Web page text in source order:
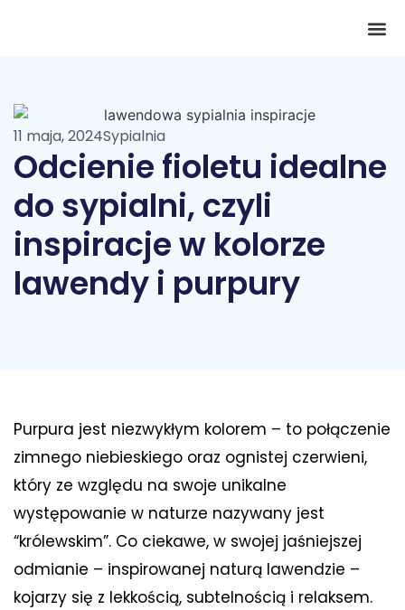
11 maja, 2024Sypialnia
Odcienie fioletu idealne
do sypialni, czyli
inspiracje w kolorze
lawendy i purpury
Purpura jest niezwykłym kolorem – to połączenie
zimnego niebieskiego oraz ognistej czerwieni,
który ze względu na swoje unikalne
występowanie w naturze nazywany jest
“królewskim”. Co ciekawe, w swojej jaśniejszej
odmianie – inspirowanej naturą lawendzie –
kojarzy się z lekkością, subtelnością i relaksem.